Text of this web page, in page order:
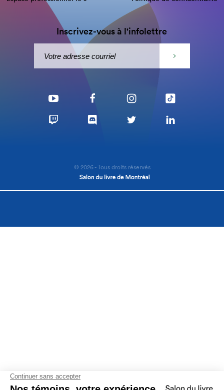
Inscrivez-vous à l'infolettre
© 2026 - Tous droits réservés